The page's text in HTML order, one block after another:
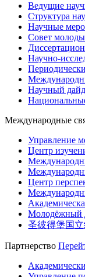
Ведущие
Структура
Научные
Совет
Научно-
Научный
Международные
Управление
Центр
Центр
圣彼得堡国
Партнерство